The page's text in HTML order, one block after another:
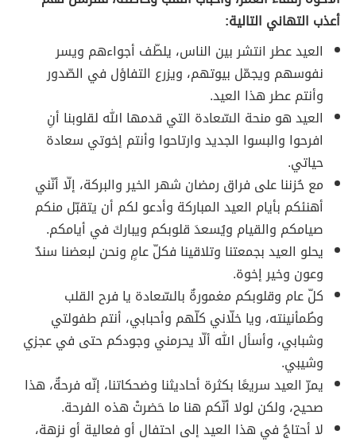
أعذب التهاني التالية:
العيد عطر انتشر بين الناس، يلطّف أجواءهم ويسر
نفوسهم ويجمّل بيوتهم، ويزرع التفاؤل في الصّدور
وأنتم عطر هذا العيد.
العيد هو منحة السّعادة التي قدمها الله لقلوبنا أنِ
افرحوا والبسوا الجديد وارتاحوا وأنتم إخوتي سعادة
حياتي.
مع حُزننا على فراق رمضان شهر الخير والبركة، إلّا أنّني
أهنئكم بأيام العيد المباركة وأدعو لكم أن يتقبّل منكم
صيامكم والقيام ويُسعدَ قلوبكم ويباركَ في أيامكم.
يحلو العيد بجمعتنا وتلاقينا فكلّ عامٍ ونحن لبعضنا سندٌ
وعون وخير إخوة.
كلّ عام وقلوبكم مغمورةٌ بالسّعادة يا فرح القلب
وطُمأنينته، ويا خلّاني كلّهم وأحبابي، أنتم طفولتي
وشبابي، وأسأل الله ألّا يحرمني وجودكم حتى في عجزي
وشيبي.
يمرّ العيد سريعًا بكثرة أحاديثنا وضحكاتنا، إنّه فرحةٌ، هذا
صحيح، ولكن لولا أنّكم هنا ما حَضرتْ هذه الفرحة.
لا أحتاجُ في هذا العيد إلى احتفال أو فعالية أو نزهة،